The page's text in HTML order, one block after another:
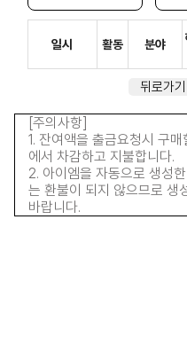
일시 활동 분야
뒤로가기
[주의사항]
1. 잔여액을 출금요청시 구
에서 차감하고 지불합니다.
2. 아이엠을 자동으로 생성
는 환불이 되지 않으므로 생
바랍니다.